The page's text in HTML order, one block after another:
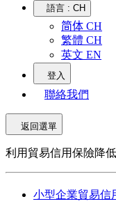
語言 : CH
简体 CH
繁體 CH
英文 EN
登入
聯絡我們
返回選單
利用貿易信用保險降
小型企業貿易信